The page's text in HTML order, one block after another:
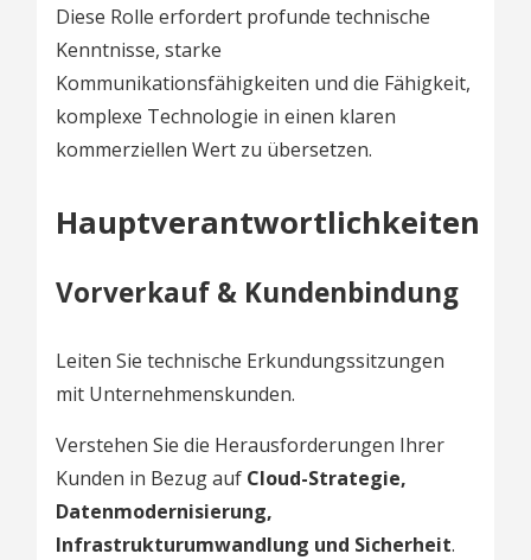
Diese Rolle erfordert profunde technische
Kenntnisse, starke
Kommunikationsfähigkeiten und die Fähigkeit,
komplexe Technologie in einen klaren
kommerziellen Wert zu übersetzen.
Hauptverantwortlichkeiten
Vorverkauf & Kundenbindung
Leiten Sie technische Erkundungssitzungen
mit Unternehmenskunden.
Verstehen Sie die Herausforderungen Ihrer
Kunden in Bezug auf Cloud-Strategie,
Datenmodernisierung,
Infrastrukturumwandlung und Sicherheit.